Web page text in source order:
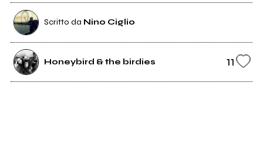
Scritto da Nino Ciglio
Honeybird & the birdies 11